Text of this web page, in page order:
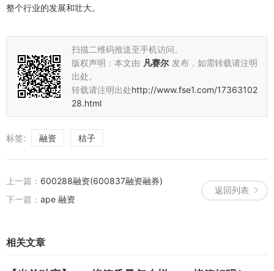
整个行业的发展和壮大。
扫描二维码推送至手机访问。
版权声明：本文由 凡赛尔 发布，如需转载请注明
出处。
转载请注明出处http://www.fse1.com/17363102
28.html
标签: 融资 桔子
返回列表
上一篇： 600288融资(600837融资融券)
下一篇： ape 融资
相关文章